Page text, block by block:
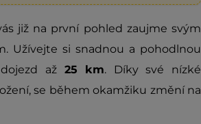
již na první pohled zaujme svým
Užívejte si snadnou a pohodlnou
až 25 km. Díky své nízké
se během okamžiku změní na